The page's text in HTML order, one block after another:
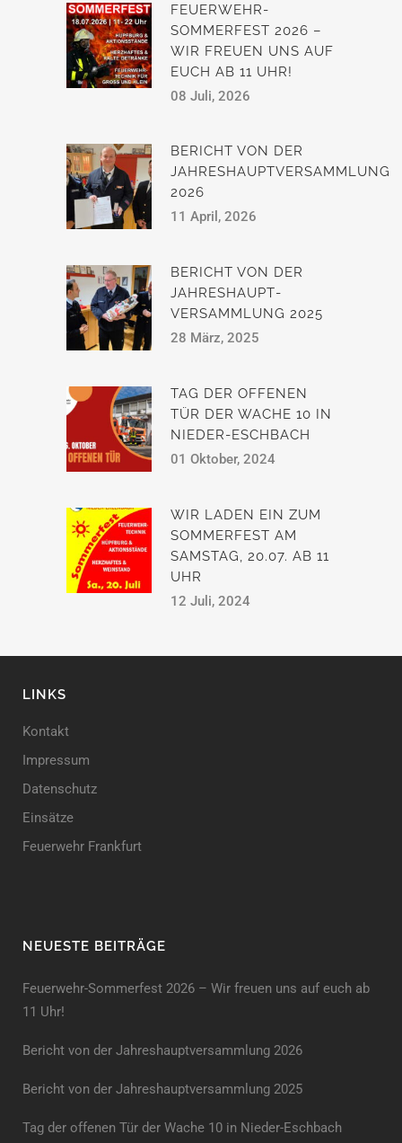
FEUERWEHR-
SOMMERFEST 2026 –
WIR FREUEN UNS AUF
EUCH AB 11 UHR!
08 Juli, 2026
BERICHT VON DER
JAHRESHAUPTVERSAMMLUNG
2026
11 April, 2026
BERICHT VON DER
JAHRESHAUPT­
VERSAMMLUNG 2025
28 März, 2025
TAG DER OFFENEN
TÜR DER WACHE 10 IN
NIEDER-ESCHBACH
01 Oktober, 2024
WIR LADEN EIN ZUM
SOMMERFEST AM
SAMSTAG, 20.07. AB 11
UHR
12 Juli, 2024
LINKS
Kontakt
Impressum
Datenschutz
Einsätze
Feuerwehr Frankfurt
NEUESTE BEITRÄGE
Feuerwehr-Sommerfest 2026 – Wir freuen uns auf euch ab
11 Uhr!
Bericht von der Jahreshauptversammlung 2026
Bericht von der Jahreshaupt­versammlung 2025
Tag der offenen Tür der Wache 10 in Nieder-Eschbach